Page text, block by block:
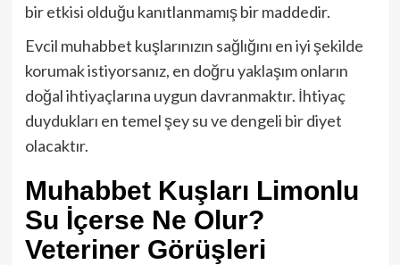
bir etkisi olduğu kanıtlanmamış bir maddedir.
Evcil muhabbet kuşlarınızın sağlığını en iyi şekilde
korumak istiyorsanız, en doğru yaklaşım onların
doğal ihtiyaçlarına uygun davranmaktır. İhtiyaç
duydukları en temel şey su ve dengeli bir diyet
olacaktır.
Muhabbet Kuşları Limonlu
Su İçerse Ne Olur?
Veteriner Görüşleri